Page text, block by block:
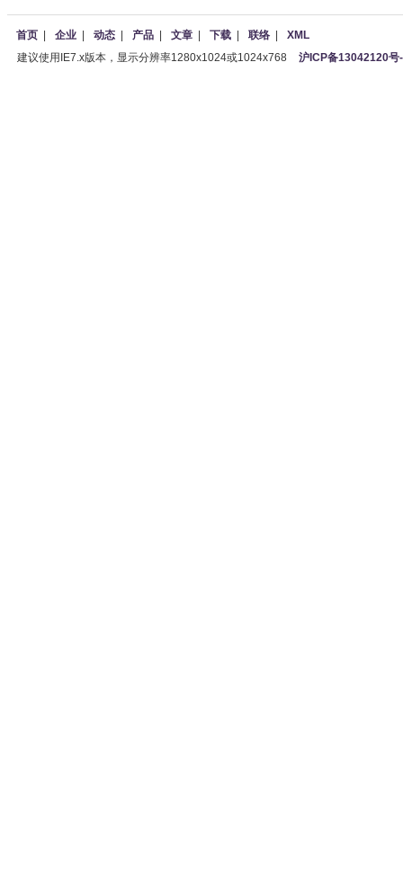
首页 企业 动态 产品 文章 下载 联络
XML
建议使用IE7.x版本，显示分辨率1280x1024或1024x768
沪ICP备13042120号